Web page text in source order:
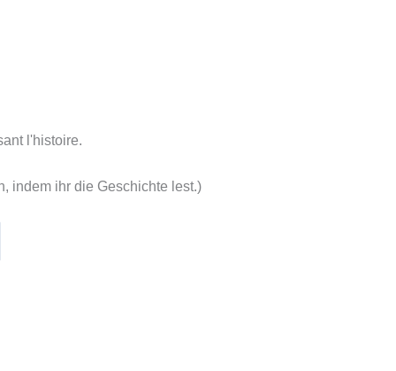
l'histoire.
indem ihr die Geschichte lest.)